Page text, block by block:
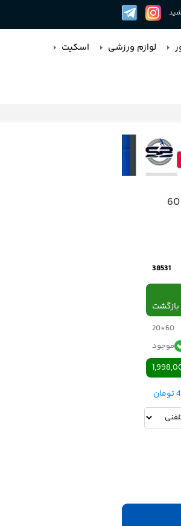
لوازم ورزشی اسکیت
تخته اسکیت برد هفت لایه 60
38531
60*20
موجود